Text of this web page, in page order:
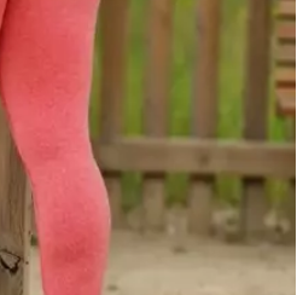
Recompensas
el Precio
UGC
Ayuda
sesión